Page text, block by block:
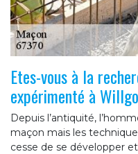
Etes-vous à la
expérimenté à
Depuis l’antiquité,
maçon mais les
cesse de se développer